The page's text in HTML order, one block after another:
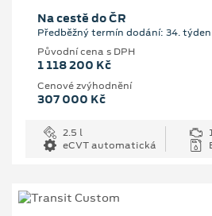
Na cestě do ČR
Předběžný termín dodání: 34.
Původní cena s DPH
1 118 200 Kč
Cenové zvýhodnění
307 000 Kč
2.5 l
eCVT automatická